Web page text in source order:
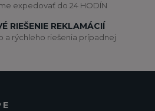
expedovať do 24 HODÍN
RIEŠENIE REKLAMÁCIÍ
a rýchleho riešenia prípadnej